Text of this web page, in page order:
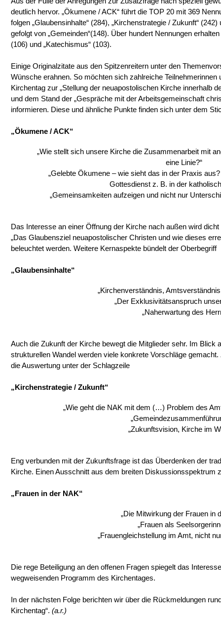
deutlich hervor. „Ökumene / ACK“ führt die TOP 20 mit 369
folgen „Glaubensinhalte“ (284), „Kirchenstrategie / Zukunft“
gefolgt von „Gemeinden“(148). Über hundert Nennungen
(106) und „Katechismus“ (103).
Einige Originalzitate aus den Spitzenreitern unter den
Wünsche erahnen. So möchten sich zahlreiche Teilnehmerinnen
Kirchentag zur „Stellung der neuapostolischen Kirche innerhalb
und dem Stand der „Gespräche mit der Arbeitsgemeinschaft
informieren. Diese und ähnliche Punkte finden sich unter dem
„Ökumene / ACK“
„Wie stellt sich unsere Kirche die Zusammenarbeit mit
eine Linie?“
„Gelebte Ökumene – wie sieht das in der Praxis
Gottesdienst z. B. in der
„Gemeinsamkeiten aufzeigen und nicht nur
Das Interesse an einer Öffnung der Kirche nach außen wird
„Das Glaubensziel neuapostolischer Christen und wie dieses
beleuchtet werden. Weitere Kernaspekte bündelt der Oberbegriff
„Glaubensinhalte“
„Kirchenverständnis,
„Der Exklusivitätsanspruch
„Naherwartung des
Auch die Zukunft der Kirche bewegt die Mitglieder sehr. Im Blick
strukturellen Wandel werden viele konkrete Vorschläge
die Auswertung unter der Schlagzeile
„Kirchenstrategie / Zukunft“
„Wie geht die NAK mit dem (…) Problem des
„Zukunftsvision, Kirche im
Eng verbunden mit der Zukunftsfrage ist das Überdenken der
Kirche. Einen Ausschnitt aus dem breiten Diskussionsspektrum
„Frauen in der NAK“
„Die Mitwirkung der Frauen in
„Frauen als
„Frauengleichstellung im Amt, nicht
Die rege Beteiligung an den offenen Fragen spiegelt das
wegweisenden Programm des Kirchentages.
In der nächsten Folge berichten wir über die Rückmeldungen
Kirchentag“. (a.r.)